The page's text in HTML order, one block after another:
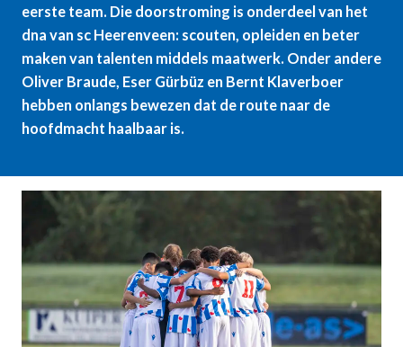
eerste team. Die doorstroming is onderdeel van het
dna van sc Heerenveen: scouten, opleiden en beter
maken van talenten middels maatwerk. Onder andere
Oliver Braude, Eser Gürbüz en Bernt Klaverboer
hebben onlangs bewezen dat de route naar de
hoofdmacht haalbaar is.